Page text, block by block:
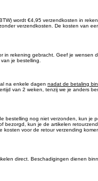
wordt €4,95 verzendkosten in
verzendkosten. De kosten van
in rekening gebracht. Geef je wensen
je bestelling.
na enkele dagen nadat de betaling
van 2 weken, tenzij we je anders
bestelling nog niet verzonden, kun je
bezorgd, kun je de artikelen
voor de retour verzending
direct. Beschadigingen dienen